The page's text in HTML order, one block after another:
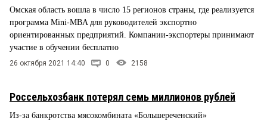
Омская область вошла в число 15 регионов страны, где реализуется
программа Mini-MBA для руководителей экспортно
ориентированных предприятий. Компании-экспортеры принимают
участие в обучении бесплатно
26 октября 2021 14:40 0 2158
Россельхозбанк потерял семь миллионов рублей
Из-за банкротства мясокомбината «Большереченский»